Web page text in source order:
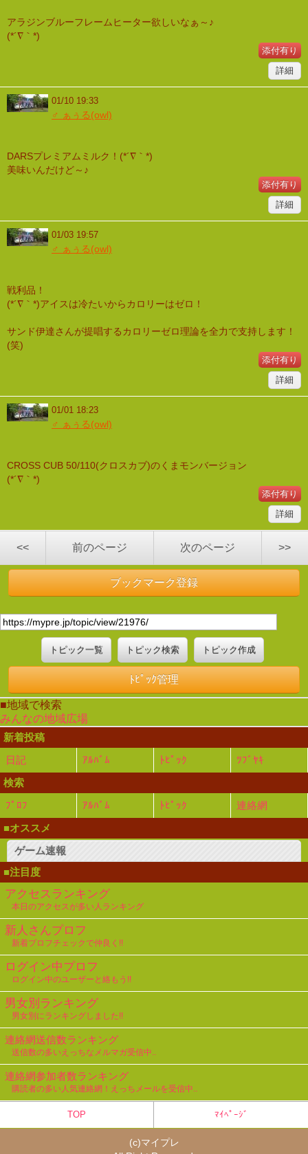
アラジンブルーフレームヒーター欲しいなぁ～♪
(*´∇｀*)
添付有り
詳細
01/10 19:33
♂ ぁぅる(owl)
DARSプレミアムミルク！(*´∇｀*)
美味いんだけど～♪
添付有り
詳細
01/03 19:57
♂ ぁぅる(owl)
戦利品！
(*´∇｀*)アイスは冷たいからカロリーはゼロ！
サンド伊達さんが提唱するカロリーゼロ理論を全力で支持します！
(笑)
添付有り
詳細
01/01 18:23
♂ ぁぅる(owl)
CROSS CUB 50/110(クロスカブ)のくまモンバージョン
(*´∇｀*)
添付有り
詳細
<< 前のページ 次のページ >>
ブックマーク登録
トピック一覧 トピック検索 トピック作成
ﾄﾋﾟｯｸ管理
■地域で検索
みんなの地域広場
新着投稿
日記
ｱﾙﾊﾞﾑ ﾄﾋﾟｯｸ
ﾂﾌﾞﾔｷ
検索
ﾌﾟﾛﾌ
ｱﾙﾊﾞﾑ ﾄﾋﾟｯｸ
連絡網
■オススメ
ゲーム速報
■注目度
アクセスランキング
本日のアクセスが多い人ランキング
新人さんプロフ
新着プロフチェックで仲良く!!
ログイン中プロフ
ログイン中のユーザーと絡もう!!
男女別ランキング
男女別にランキングしました!!
連絡網送信数ランキング
送信数の多いえっちなメルマガ受信中..
連絡網参加者数ランキング
購読者の多い人気連絡網！えっちメールを受信中..
TOP ﾏｲﾍﾟｰｼﾞ
(c)マイプレ